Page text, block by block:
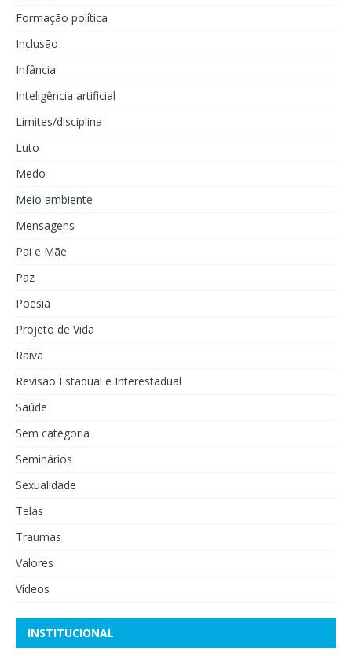
Formação política
Inclusão
Infância
Inteligência artificial
Limites/disciplina
Luto
Medo
Meio ambiente
Mensagens
Pai e Mãe
Paz
Poesia
Projeto de Vida
Raiva
Revisão Estadual e Interestadual
Saúde
Sem categoria
Seminários
Sexualidade
Telas
Traumas
Valores
Vídeos
INSTITUCIONAL